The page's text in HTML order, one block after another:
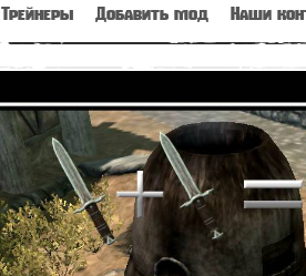
Трейнеры Добавить мод Наши